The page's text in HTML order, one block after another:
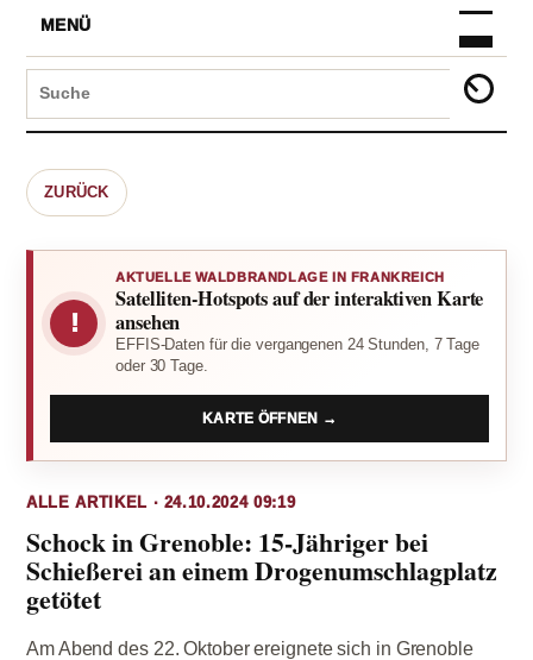
MENÜ
ZURÜCK
!
AKTUELLE WALDBRANDLAGE IN FRANKREICH
Satelliten-Hotspots auf der interaktiven Karte
ansehen
EFFIS-Daten für die vergangenen 24 Stunden, 7 Tage
oder 30 Tage.
KARTE ÖFFNEN →
ALLE ARTIKEL · 24.10.2024 09:19
Schock in Grenoble: 15-Jähriger bei
Schießerei an einem Drogenumschlagplatz
getötet
Am Abend des 22. Oktober ereignete sich in Grenoble